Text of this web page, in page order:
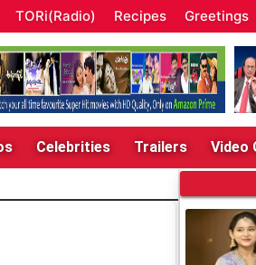
TORi(Radio) Recipes Greetings
Celebrities Trailers Video